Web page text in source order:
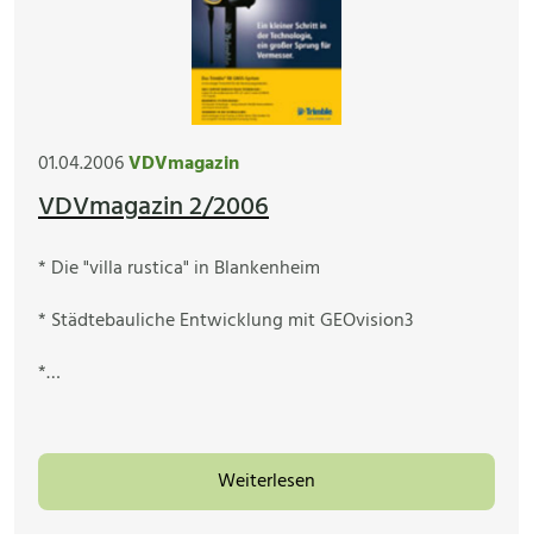
01.04.2006VDVmagazin
VDVmagazin 2/2006
* Die "villa rustica" in Blankenheim
* Städtebauliche Entwicklung mit GEOvision3
*…
Weiterlesen